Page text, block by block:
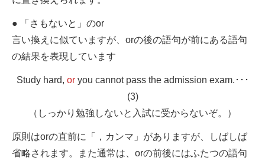
● 「さもないと」のor
言い換えに似ていますが、orの後の語句が前にある語句
の結果を表現しています
Study hard, oryou cannot pass the admission exam.･･･
(3)
（しっかり勉強しないと入試に受からないぞ。）
原則はorの直前に「，カンマ」がありますが、しばしば
省略されます。また通常は、orの前後にはふたつの語句